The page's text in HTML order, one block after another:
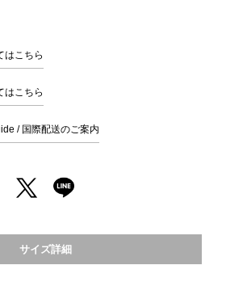
はこちら
はこちら
/ 国際配送のご案内
サイズ詳細